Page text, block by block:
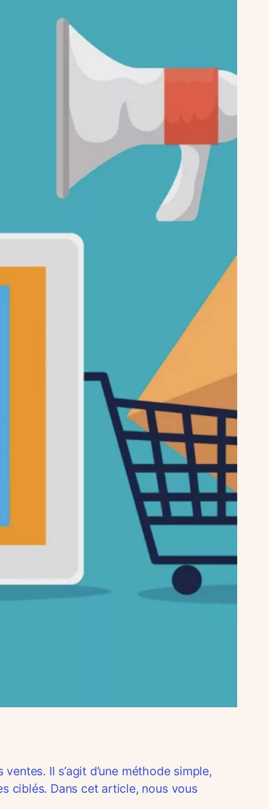
Il s’agit d’une méthode simple,
ciblés. Dans cet article, nous vous